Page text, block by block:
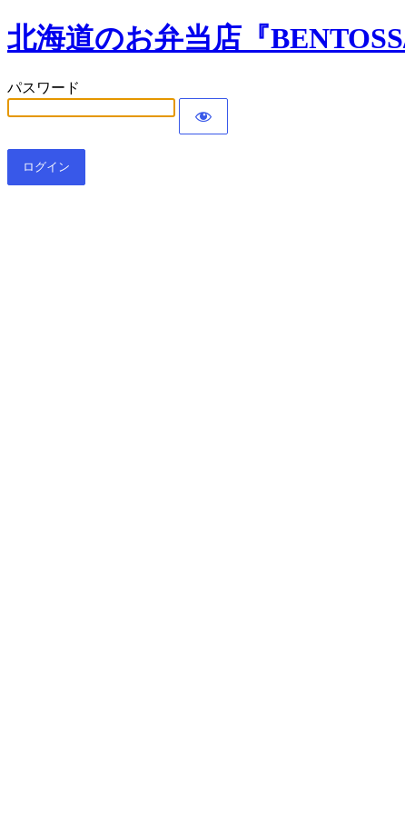
北海道のお弁当店『
パスワード